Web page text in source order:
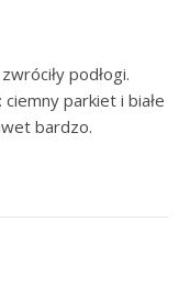
podłogi.
parkiet i białe
bardzo.